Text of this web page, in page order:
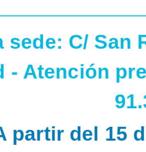
sede: C/ San
- Atención
partir del 15